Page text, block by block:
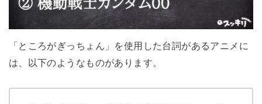
「ところがぎっちょん」を使用した台詞があるアニメに
は、以下のようなものがあります。